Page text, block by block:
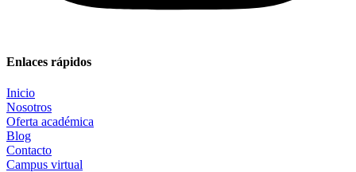
Enlaces rápidos
Inicio
Nosotros
Oferta académica
Blog
Contacto
Campus virtual